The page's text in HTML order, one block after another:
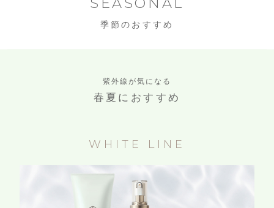
季節のおすすめ
紫外線が気になる
春夏におすすめ
WHITE LINE